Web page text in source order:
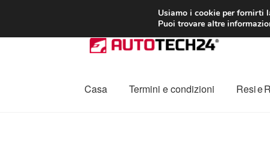
CONSEGNA da
Vai
alla
Vai
al
Casa
Termini e condizioni Resi e
Usiamo i cookie per fornirti
Puoi trovare altre